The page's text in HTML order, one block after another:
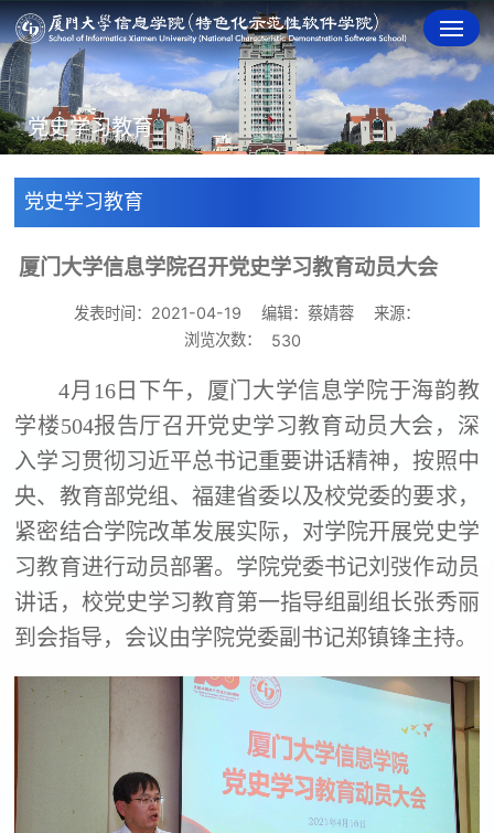
党史学习教育
党史学习教育
厦门大学信息学院召开党史学习教育动员大会
发表时间：2021-04-19 编辑：蔡婧蓉
来源：
浏览次数：
530
4月 16日下午，厦门大学信息学院于海韵教
学楼504报告厅召开党史学习教育动员大会，深
入学习贯彻习近平总书记重要讲话精神，按照中
央、教育部党组、福建省委以及校党委的要求，
紧密结合学院改革发展实际，对学院开展党史学
习教育进行动员部署。学院党委书记刘弢作动员
讲话，校党史学习教育第一指导组副组长张秀丽
到会指导，会议由学院党委副书记郑镇锋主持。